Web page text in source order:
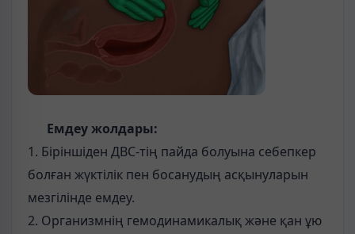
Емдеу жолдары:
1. Біріншіден ДВС-тің пайда болуына себепкер
болған жүктілік пен босанудың асқынуларын
мезгілінде емдеу.
2. Организмнің гемодинамикалық және қан ұю